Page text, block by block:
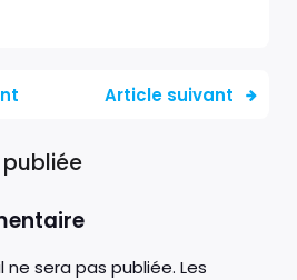
Article suivant
sera pas publiée. Les